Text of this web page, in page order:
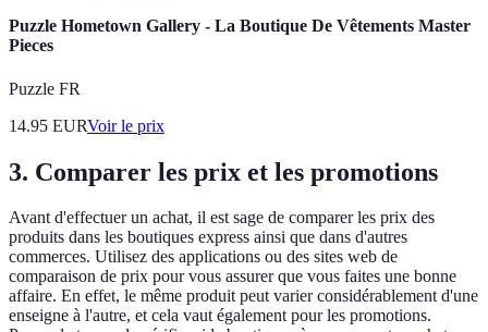
Puzzle Hometown Gallery - La Boutique De Vêtements Master
Pieces
Puzzle FR
14.95 EURVoir le prix
3. Comparer les prix et les promotions
Avant d'effectuer un achat, il est sage de comparer les prix des
produits dans les boutiques express ainsi que dans d'autres
commerces. Utilisez des applications ou des sites web de
comparaison de prix pour vous assurer que vous faites une bonne
affaire. En effet, le même produit peut varier considérablement d'une
enseigne à l'autre, et cela vaut également pour les promotions.